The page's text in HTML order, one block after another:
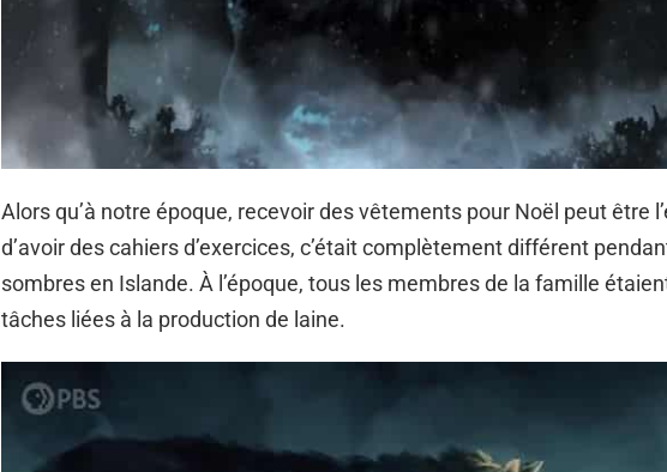
Alors qu’à notre époque, recevoir des vêtements pour Noël peut être
d’avoir des cahiers d’exercices, c’était complètement différent
sombres en Islande. À l’époque, tous les membres de la famille
tâches liées à la production de laine.